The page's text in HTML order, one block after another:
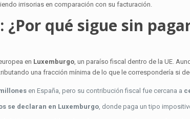
irrisorias en comparación con su facturación.
¿Por qué sigue sin
en Luxemburgo, un paraíso fiscal dentro de la UE.
una fracción mínima de lo que le correspondería si
en España, pero su contribución fiscal fue cercana a
se declaran en Luxemburgo, donde paga un tipo